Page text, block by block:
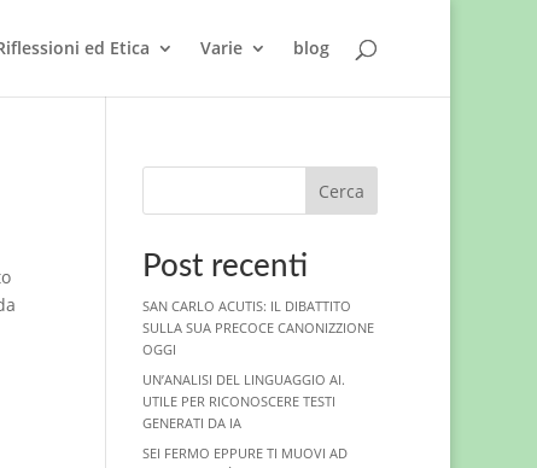
ed Etica Varie blog
Cerca
Post recenti
SAN CARLO ACUTIS: IL DIBATTITO
SULLA SUA PRECOCE CANONIZZIONE
OGGI
UN’ANALISI DEL LINGUAGGIO AI.
UTILE PER RICONOSCERE TESTI
GENERATI DA IA
SEI FERMO EPPURE TI MUOVI AD